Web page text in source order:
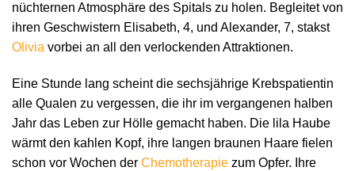
nüchternen Atmosphäre des Spitals zu holen. Begleitet von
ihren Geschwistern Elisabeth, 4, und Alexander, 7, stakst
Olivia vorbei an all den verlockenden Attraktionen.
Eine Stunde lang scheint die sechsjährige Krebspatientin
alle Qualen zu vergessen, die ihr im vergangenen halben
Jahr das Leben zur Hölle gemacht haben. Die lila Haube
wärmt den kahlen Kopf, ihre langen braunen Haare fielen
schon vor Wochen der Chemotherapie zum Opfer. Ihre